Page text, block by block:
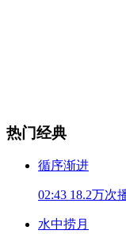
热门经典
循序渐进
02:43 18.2万次
水中捞月